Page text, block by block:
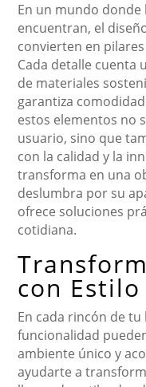
En un mundo donde
encuentran, el
convierten en
Cada detalle cuenta
de materiales
garantiza
estos elementos no
usuario, sino que
con la calidad y la
transforma en una
deslumbra por su
ofrece soluciones
cotidiana.
con Estilo
En cada rincón de
funcionalidad
ambiente único y
ayudarte a